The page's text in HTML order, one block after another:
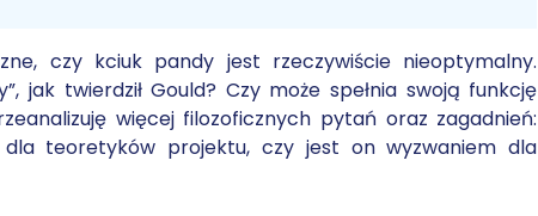
czy kciuk pandy jest rzeczywiście nieoptymalny.
jak twierdził Gould? Czy może spełnia swoją funkcję
więcej filozoficznych pytań oraz zagadnień:
teoretyków projektu, czy jest on wyzwaniem dla